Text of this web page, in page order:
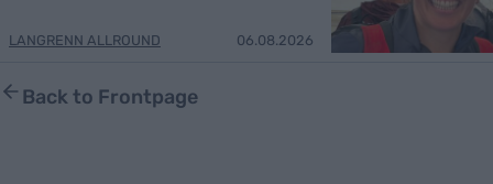
LANGRENN ALLROUND 06.08.2026
Back to Frontpage